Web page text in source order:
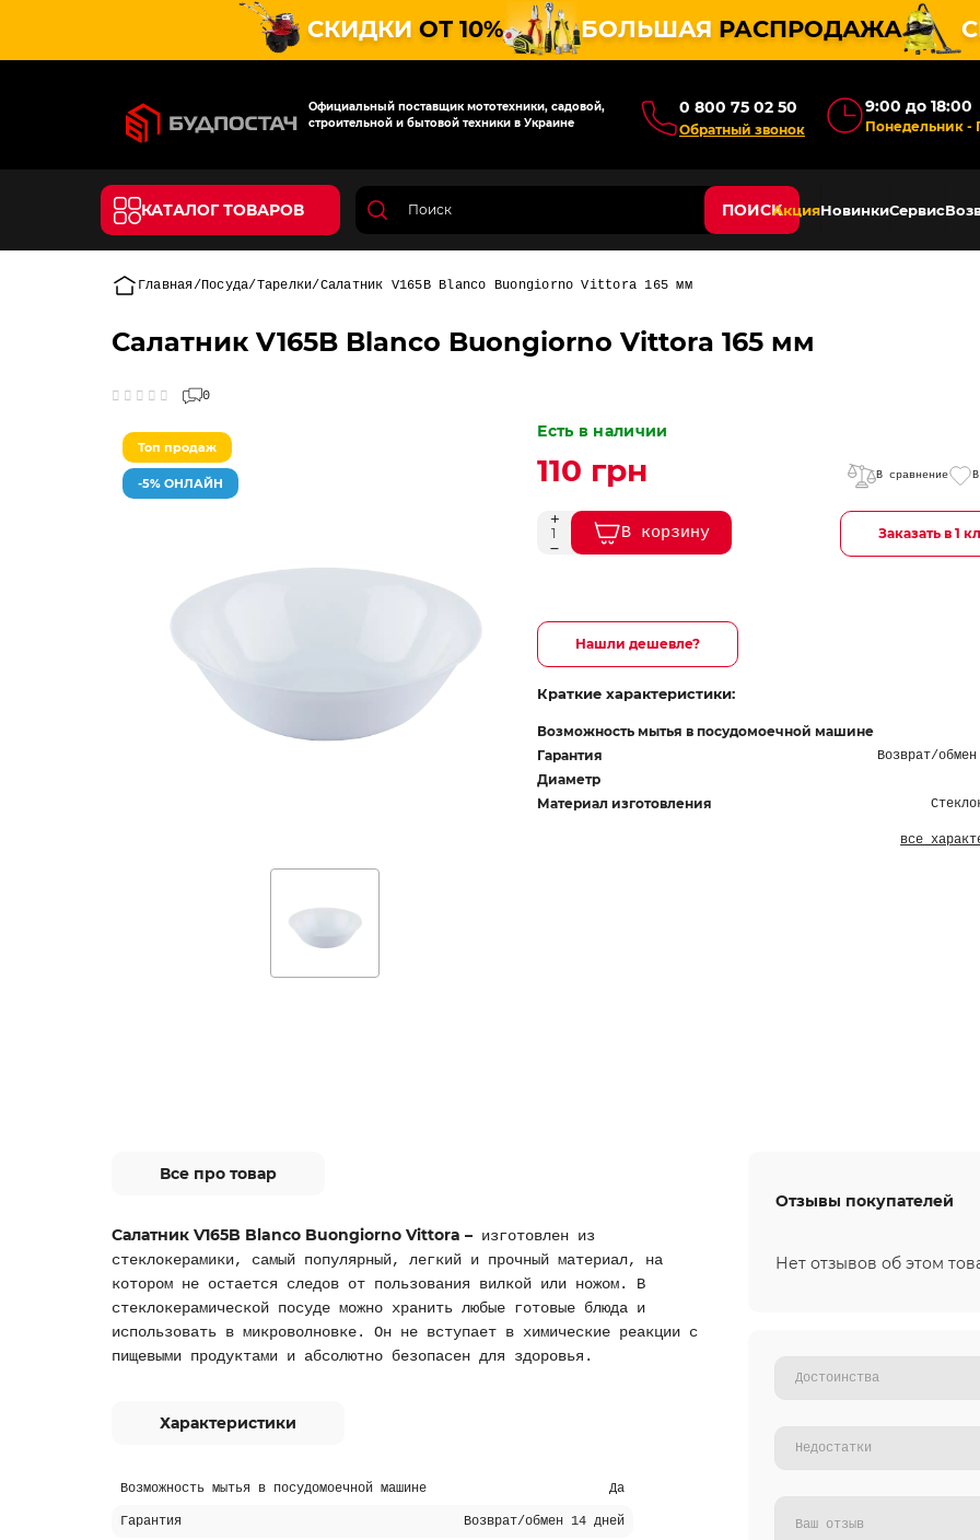
СКИДКИ ОТ 10% БОЛЬШАЯ РАСПРОДАЖА
Официальный поставщик мототехники, садовой,
строительной и бытовой техники в Украине
0 800 75 02 50
Обратный звонок
9:00 до 18:00
Понедельник -
КАТАЛОГ ТОВАРОВ ПОИСКАкцияНовинкиСервис
Главная Посуда Тарелки Салатник V165B Blanco Buongiorno Vittora 165 мм
Салатник V165B Blanco Buongiorno Vittora 165 мм
0
Топ продаж
-5% ОНЛАЙН
Есть в наличии
110 грн В сравнение
В корзину Заказать в 1
Нашли дешевле?
Краткие характеристики:
Возможность мытья в посудомоечной машине
Гарантия Возврат/
Диаметр
Материал изготовления
все
Все про товар
Салатник V165B Blanco Buongiorno Vittora – изготовлен из
стеклокерамики, самый популярный, легкий и прочный материал, на
котором не остается следов от пользования вилкой или ножом. В
стеклокерамической посуде можно хранить любые готовые блюда и
использовать в микроволновке. Он не вступает в химические реакции с
пищевыми продуктами и абсолютно безопасен для здоровья.
Характеристики
Возможность мытья в посудомоечной машине Да
Гарантия Возврат/обмен 14 дней
Отзывы покупателей
Нет отзывов об этом